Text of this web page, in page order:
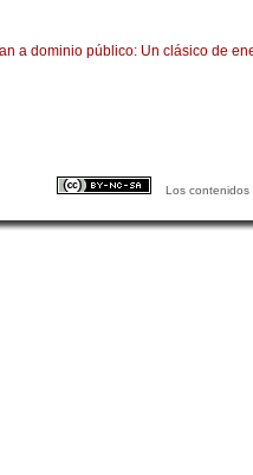
a dominio público: Un clásico de
Los contenidos